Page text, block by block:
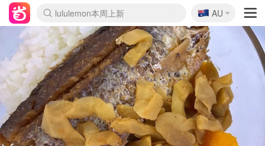
lululemon本周上新
Sasa美妆护肤3.5折
SSENSE年中3折
FreshBeauty好价汇总
Cettire降价+叠9折
Farfetch折上8折
WWS Coles超市实拍
viagogo二手票捡漏
Myer清仓1折起
The Outnet奢牌1折起
David Jones 3折起
Flannels大牌1折
Perfumes Club护肤1折
AMIRO返校季6.2折
Oweek抽奖送Airpods
Amazon折扣汇总
eToro入金$200送$50
Amazon数码好物
ICONIC本周7.5折
ThedoubleF高奢地板价
Moose Knuckles 6折
丝芙兰5折起
EUFY官网3.7折起
Selenichast首饰2折
Trip机票酒店促销
YSL送5件彩妆礼
Amazon家居好物
BIGBANG巡演开票
David Jones时尚3折
Amazon美妆护肤
雅漾大喷$8
过敏原检测盒$33
伊索独家赠50ml沐浴露
科颜氏送高保湿面霜
SEALIFE海洋馆门票6折
丝塔芙大白罐$16
订阅Newsletter送香薰
Cult Beauty 6.8折
Harrods圣诞日历2.3折
LN-CC奢牌私促3折
d'Alba空姐喷雾$16
EVE LOM套装逆天2折
Bernardelli独家4折
Adore Beauty 6折起
CT圣诞日历
Mytheresa奢品2.7折
🇦🇺
AU